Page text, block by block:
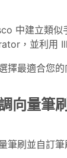
中建立類
，並利用
擇最適合您的
向量筆刷
筆刷並自訂